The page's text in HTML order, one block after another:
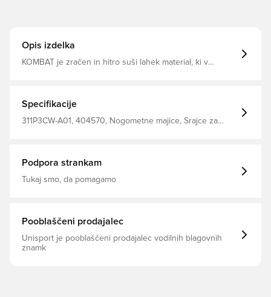
Opis izdelka
KOMBAT je zračen in hitro suši lahek material, ki v
Specifikacije
311P3CW-A01, 404570, Nogometne majice, Srajce za
Podpora strankam
Tukaj smo, da pomagamo
Pooblaščeni prodajalec
Unisport je pooblaščeni prodajalec vodilnih blagovnih
znamk